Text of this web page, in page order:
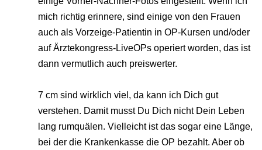
mich richtig erinnere, sind einige von den Frauen
auch als Vorzeige-Patientin in OP-Kursen und/oder
auf Ärztekongress-LiveOPs operiert worden, das ist
dann vermutlich auch preiswerter.
7 cm sind wirklich viel, da kann ich Dich gut
verstehen. Damit musst Du Dich nicht Dein Leben
lang rumquälen. Vielleicht ist das sogar eine Länge,
bei der die Krankenkasse die OP bezahlt. Aber ob